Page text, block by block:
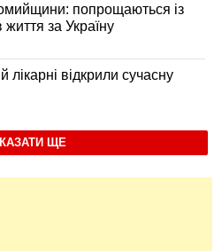
попрощаються із
за Україну
лікарні відкрили сучасну
ЩЕ